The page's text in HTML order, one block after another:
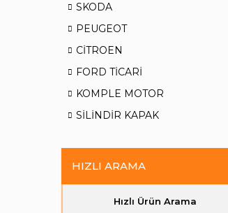
SKODA
PEUGEOT
CİTROEN
FORD TİCARİ
KOMPLE MOTOR
SİLİNDİR KAPAK
HIZLI ARAMA
Hızlı Ürün Arama